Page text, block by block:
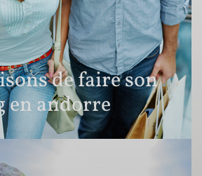
de faire son
en andorre